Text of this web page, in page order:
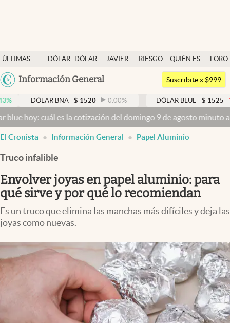
ÚLTIMAS
NOTICIAS
DÓLAR
DÓLAR
JAVIER
RIESGO
QUIÉN ES
QUIÉN
FORO
Argentina
México
Información General
Dólar
Members
Economía y Política
Finanzas y Mercados
Mercados Online
Negocios
Columnistas
Otras secciones
Apertura
Clase
Clima
Eventos Corporativos
Suscribite x $999
BNA $ 1520 0.00% DÓLAR BLUE $ 1525 -0.33%
es la cotización del domingo 9 de agosto minuto a minuto
El Cronista Información General Papel Aluminio
Truco infalible
Envolver joyas en papel aluminio: para
qué sirve y por qué lo recomiendan
Es un truco que elimina las manchas más difíciles y deja las
joyas como nuevas.